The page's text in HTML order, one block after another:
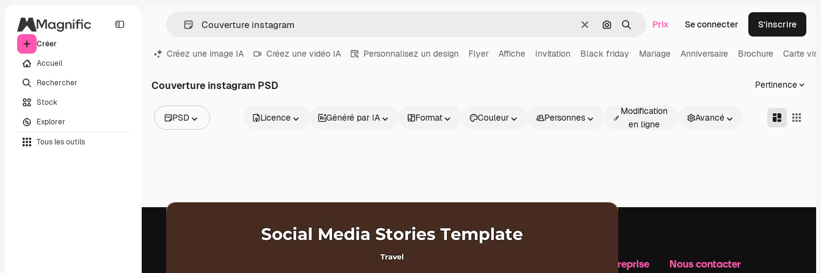
Créer
Accueil
Rechercher
Stock
Explorer
Tous les outils
EffacerRechercher par image
Rechercher
Prix Se connecter S’inscrire
Créez une image IA Créez une vidéo IA Personnalisez un design Flyer Affiche Invitation Black friday Mariage Anniversaire Brochure Carte
Couverture instagram PSD Pertinence
PSD
Vidéos
Licence Généré par IA Format Couleur Personnes
Modification
en ligne
Avancé
Produits Notre entreprise Nous contacter